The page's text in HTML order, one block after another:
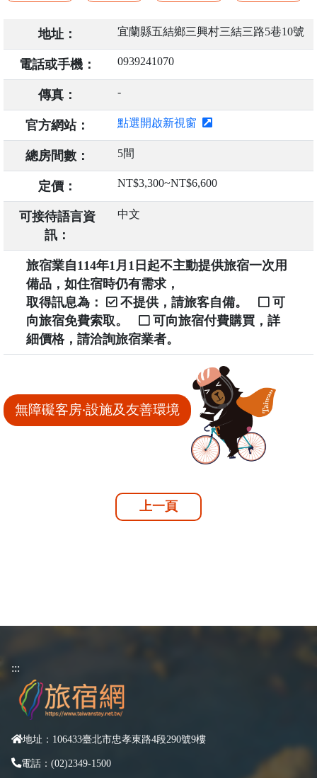
地址： 宜蘭縣五結鄉三興村三結三路5巷10號
電話或手機： 0939241070
傳真： -
官方網站： 點選開啟新視窗
總房間數： 5間
定價： NT$3,300~NT$6,600
可接待語言資
訊：
中文
旅宿業自114年1月1日起不主動提供旅宿一次用
備品，如住宿時仍有需求，
取得訊息為：
不提供，請旅客自備。
可
向旅宿免費索取。
可向旅宿付費購買，詳
細價格，請洽詢旅宿業者。
無障礙客房‧設施及友善環境
上一頁
:::
地址：106433臺北市忠孝東路4段290號9樓
電話：(02)2349-1500